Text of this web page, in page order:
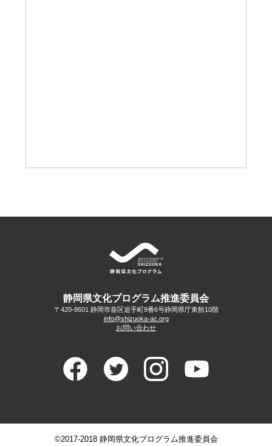
静岡県文化プログラム推進委員会
〒420-8601 静岡市葵区追手町9番6号静岡県庁東館10階
info@shizuoka-ac.org
お問い合わせ
©2017-2018 静岡県文化プログラム推進委員会